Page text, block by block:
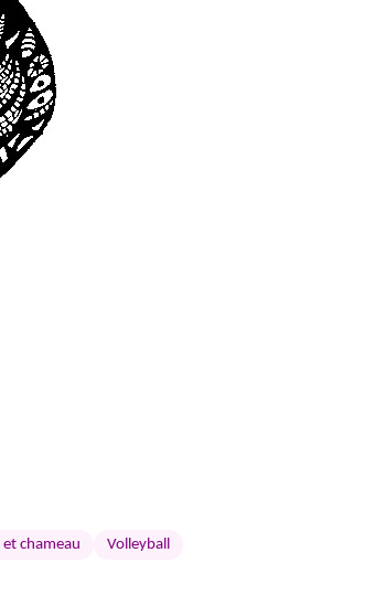
et chameau Volleyball